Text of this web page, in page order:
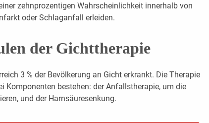
zehnprozentigen Wahrscheinlichkeit innerhalb von
oder Schlaganfall erleiden.
der Gichttherapie
3 % der Bevölkerung an Gicht erkrankt. Die Therapie
Komponenten bestehen: der Anfallstherapie, um die
und der Harnsäuresenkung.